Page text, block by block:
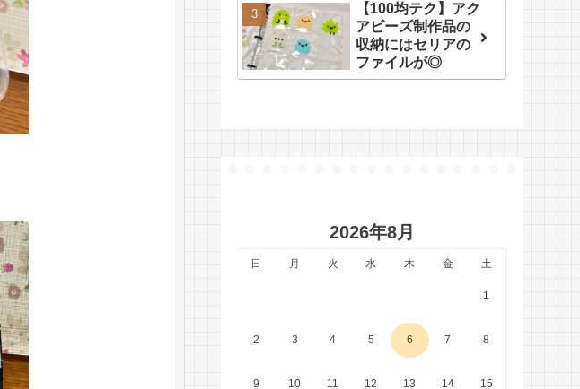
【100均テク】アク
アビーズ制作品の
収納にはセリアの
ファイルが◎
2026年8月
日 月 火 水 木 金 土
1
2 3 4 5 6 7 8
9 10 11 12 13 14 15